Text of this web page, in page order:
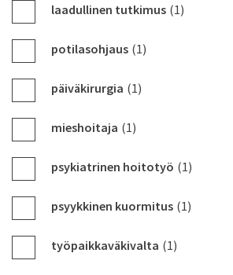
laadullinen tutkimus (1)
potilasohjaus (1)
päiväkirurgia (1)
mieshoitaja (1)
psykiatrinen hoitotyö (1)
psyykkinen kuormitus (1)
työpaikkaväkivalta (1)